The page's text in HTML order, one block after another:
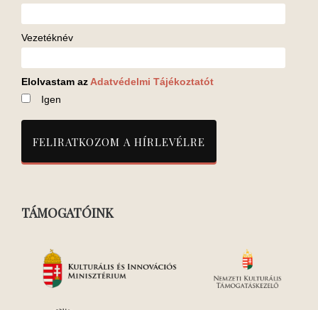
Vezetéknév
Elolvastam az Adatvédelmi Tájékoztatót
Igen
TÁMOGATÓINK